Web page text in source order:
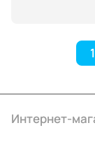
1
Интернет-